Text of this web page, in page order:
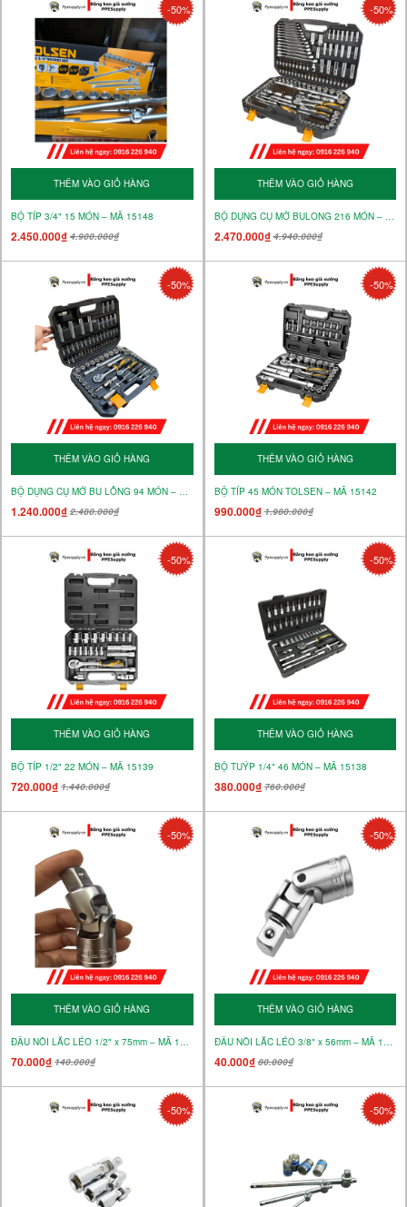
-50%
THÊM VÀO GIỎ HÀNG
BỘ TÍP 3/4" 15 MÓN – MÃ 15148
2.450.000₫ 4.900.000₫
-50%
THÊM VÀO GIỎ HÀNG
BỘ DỤNG CỤ MỞ BULONG 216 MÓN – MÃ 15147
2.470.000₫4.940.000₫
-50%
THÊM VÀO GIỎ HÀNG
BỘ DỤNG CỤ MỞ BU LÔNG 94 MÓN – MÃ 15145
1.240.000₫ 2.480.000₫
-50%
THÊM VÀO GIỎ HÀNG
BỘ TÍP 45 MÓN TOLSEN – MÃ 15142
990.000₫1.980.000₫
-50%
THÊM VÀO GIỎ HÀNG
BỘ TÍP 1/2" 22 MÓN – MÃ 15139
720.000₫ 1.440.000₫
-50%
THÊM VÀO GIỎ HÀNG
BỘ TUÝP 1/4" 46 MÓN – MÃ 15138
380.000₫760.000₫
-50%
THÊM VÀO GIỎ HÀNG
ĐẦU NỐI LẮC LÉO 1/2" x 75mm – MÃ 15134
70.000₫ 140.000₫
-50%
THÊM VÀO GIỎ HÀNG
ĐẦU NỐI LẮC LÉO 3/8" x 56mm – MÃ 15133
40.000₫80.000₫
-50% -50%